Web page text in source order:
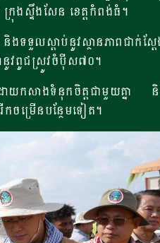
ស្ទឹងសែន ខេត្តកំពង់ធំ។
ងទទួលស្តាប់នូវស្ថានភាពជាក់
ាំនូវពូជស្រូវចំប៉ីស៧០​។
ោយកសាងទំនុកចិត្តជាមួយគ្ន
ចម្រើនបន្ថែមទៀត។